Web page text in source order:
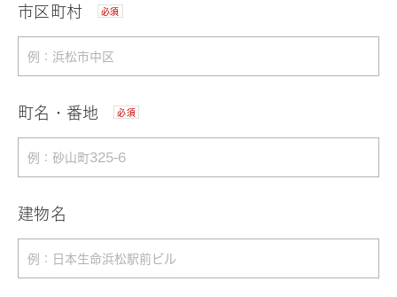
市区町村 必須
町名・番地 必須
建物名